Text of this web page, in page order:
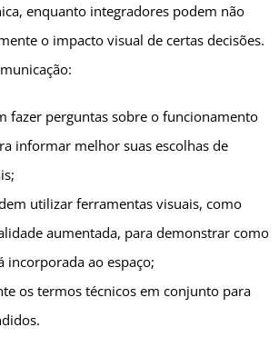
enquanto integradores podem não
o impacto visual de certas decisões.
fazer perguntas sobre o funcionamento
informar melhor suas escolhas de
utilizar ferramentas visuais, como
aumentada, para demonstrar como
incorporada ao espaço;
os termos técnicos em conjunto para